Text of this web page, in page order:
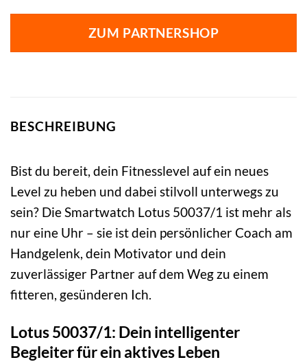
ZUM PARTNERSHOP
BESCHREIBUNG
Bist du bereit, dein Fitnesslevel auf ein neues
Level zu heben und dabei stilvoll unterwegs zu
sein? Die Smartwatch Lotus 50037/1 ist mehr als
nur eine Uhr – sie ist dein persönlicher Coach am
Handgelenk, dein Motivator und dein
zuverlässiger Partner auf dem Weg zu einem
fitteren, gesünderen Ich.
Lotus 50037/1: Dein intelligenter
Begleiter für ein aktives Leben